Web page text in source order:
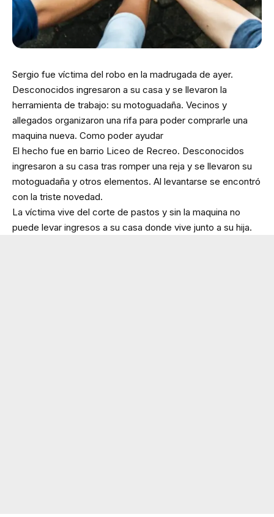
Sergio fue víctima del robo en la madrugada de ayer.
Desconocidos ingresaron a su casa y se llevaron la
herramienta de trabajo: su motoguadaña. Vecinos y
allegados organizaron una rifa para poder comprarle una
maquina nueva. Como poder ayudar
El hecho fue en barrio Liceo de Recreo. Desconocidos
ingresaron a su casa tras romper una reja y se llevaron su
motoguadaña y otros elementos. Al levantarse se encontró
con la triste novedad.
La víctima vive del corte de pastos y sin la maquina no
puede levar ingresos a su casa donde vive junto a su hija.